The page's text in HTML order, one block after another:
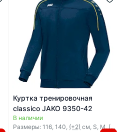
Куртка тренировочная
classico JAKO 9350-42
В наличии
Размеры: 116, 140, (+2) см, S, M,(+4)